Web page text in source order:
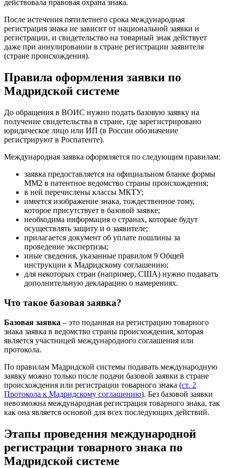
действовала правовая охрана знака.
После истечения пятилетнего срока международная
регистрация знака не зависит от национальной заявки и
регистрации, и свидетельство на товарный знак действует
даже при аннулировании в стране регистрации заявителя
(стране происхождения).
Правила оформления заявки по
Мадридской системе
До обращения в ВОИС нужно подать базовую заявку на
получение свидетельства в стране, где зарегистрировано
юридическое лицо или ИП (в России обозначение
регистрируют в Роспатенте).
Международная заявка оформляется по следующим правилам:
заявка предоставляется на официальном бланке формы
ММ2 в патентное ведомство страны происхождения;
в ней перечислены классы МКТУ;
имеется изображение знака, тождественное тому,
которое присутствует в базовой заявке;
необходима информация о странах, которые будут
осуществлять защиту и о заявителе;
прилагается документ об уплате пошлины за
проведение экспертизы;
иные сведения, указанные правилом 9 Общей
инструкции к Мадридскому соглашению;
для некоторых стран (например, США) нужно подавать
дополнительную декларацию о намерениях.
Что такое базовая заявка?
Базовая заявка – это поданная на регистрацию товарного
знака заявка в ведомство страны происхождения, которая
является участницей международного соглашения или
протокола.
По правилам Мадридской системы подавать международную
заявку можно только после подачи базовой заявки в стране
происхождения или регистрации товарного знака (ст. 2
Протокола к Мадридскому соглашению). Без базовой заявки
невозможна международная регистрация товарного знака, так
как она является основой для всех последующих действий.
Этапы проведения международной
регистрации товарного знака по
Мадридской системе